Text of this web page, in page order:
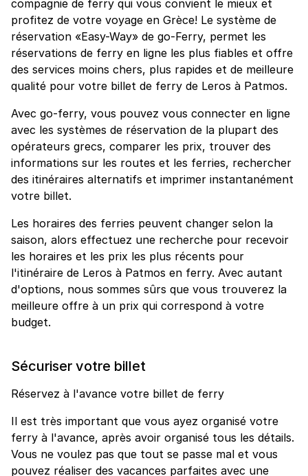
compagnie de ferry qui vous convient le mieux et
profitez de votre voyage en Grèce! Le système de
réservation «Easy-Way» de go-Ferry, permet les
réservations de ferry en ligne les plus fiables et offre
des services moins chers, plus rapides et de meilleure
qualité pour votre billet de ferry de Leros à Patmos.
Avec go-ferry, vous pouvez vous connecter en ligne
avec les systèmes de réservation de la plupart des
opérateurs grecs, comparer les prix, trouver des
informations sur les routes et les ferries, rechercher
des itinéraires alternatifs et imprimer instantanément
votre billet.
Les horaires des ferries peuvent changer selon la
saison, alors effectuez une recherche pour recevoir
les horaires et les prix les plus récents pour
l'itinéraire de Leros à Patmos en ferry. Avec autant
d'options, nous sommes sûrs que vous trouverez la
meilleure offre à un prix qui correspond à votre
budget.
Sécuriser votre billet
Réservez à l'avance votre billet de ferry
Il est très important que vous ayez organisé votre
ferry à l'avance, après avoir organisé tous les détails.
Vous ne voulez pas que tout se passe mal et vous
pouvez réaliser des vacances parfaites avec une